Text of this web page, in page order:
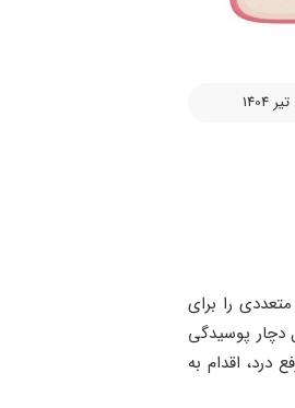
را برای
دچار پوسیدگی
اقدام به